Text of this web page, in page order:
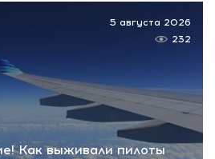
Как выживали пилоты
5 августа 2026
232